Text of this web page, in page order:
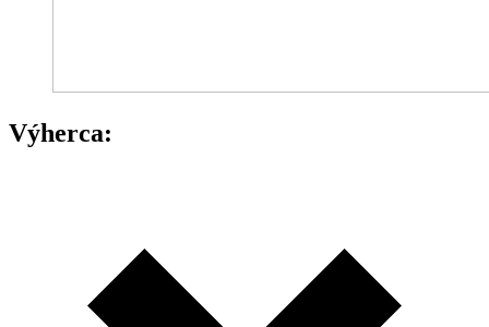
Výherca: